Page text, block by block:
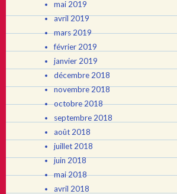
mai 2019
avril 2019
mars 2019
février 2019
janvier 2019
décembre 2018
novembre 2018
octobre 2018
septembre 2018
août 2018
juillet 2018
juin 2018
mai 2018
avril 2018